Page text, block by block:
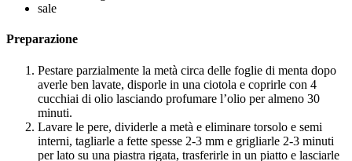
sale
Preparazione
Pestare parzialmente la metà circa delle foglie di menta dopo
averle ben lavate, disporle in una ciotola e coprirle con 4
cucchiai di olio lasciando profumare l’olio per almeno 30
minuti.
Lavare le pere, dividerle a metà e eliminare torsolo e semi
interni, tagliarle a fette spesse 2-3 mm e grigliarle 2-3 minuti
per lato su una piastra rigata, trasferirle in un piatto e lasciarle